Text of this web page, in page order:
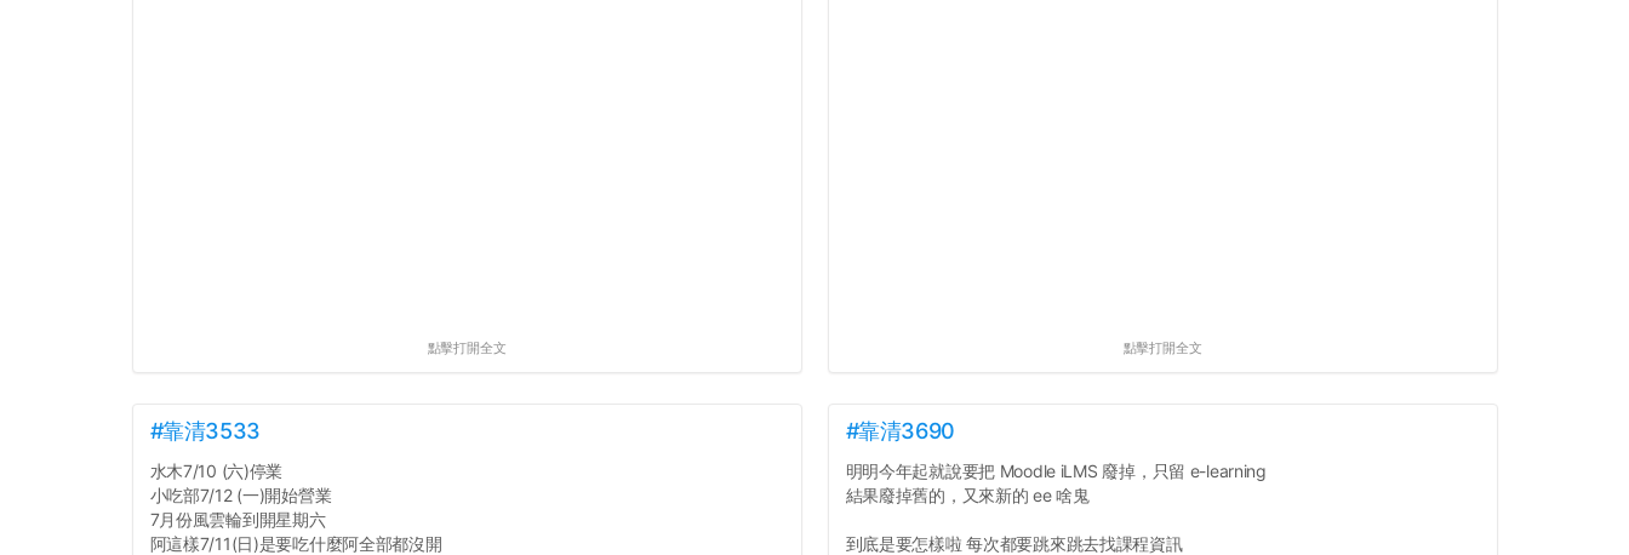
點擊打開全文 點擊打開全文
#靠清3533
水木7/10 (六)停業
小吃部7/12 (一)開始營業
7月份風雲輪到開星期六
阿這樣7/11(日)是要吃什麼阿全部都沒開
#靠清3690
明明今年起就說要把 Moodle iLMS 廢掉，只留 e-learning
結果廢掉舊的，又來新的 ee 啥鬼
到底是要怎樣啦 每次都要跳來跳去找課程資訊